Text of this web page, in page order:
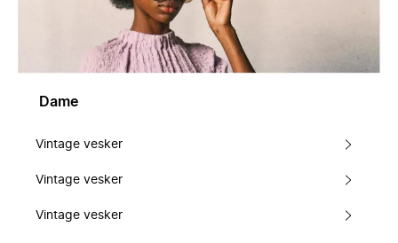
Dame
Vintage vesker
Vintage vesker
Vintage vesker